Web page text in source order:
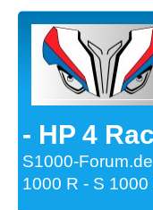
- HP 4
S1000-
1000 R - S